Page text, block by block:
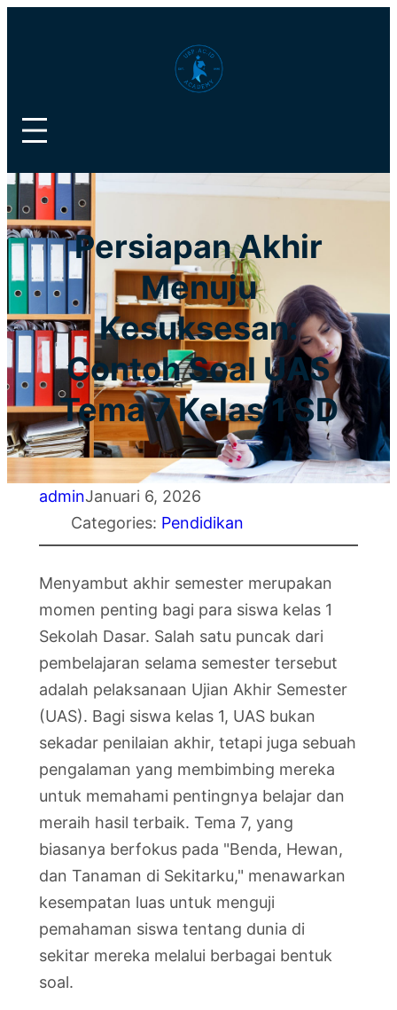
Persiapan Akhir
Menuju
Kesuksesan:
Contoh Soal UAS
Tema 7 Kelas 1 SD
adminJanuari 6, 2026
Categories: Pendidikan
Menyambut akhir semester merupakan
momen penting bagi para siswa kelas 1
Sekolah Dasar. Salah satu puncak dari
pembelajaran selama semester tersebut
adalah pelaksanaan Ujian Akhir Semester
(UAS). Bagi siswa kelas 1, UAS bukan
sekadar penilaian akhir, tetapi juga sebuah
pengalaman yang membimbing mereka
untuk memahami pentingnya belajar dan
meraih hasil terbaik. Tema 7, yang
biasanya berfokus pada "Benda, Hewan,
dan Tanaman di Sekitarku," menawarkan
kesempatan luas untuk menguji
pemahaman siswa tentang dunia di
sekitar mereka melalui berbagai bentuk
soal.